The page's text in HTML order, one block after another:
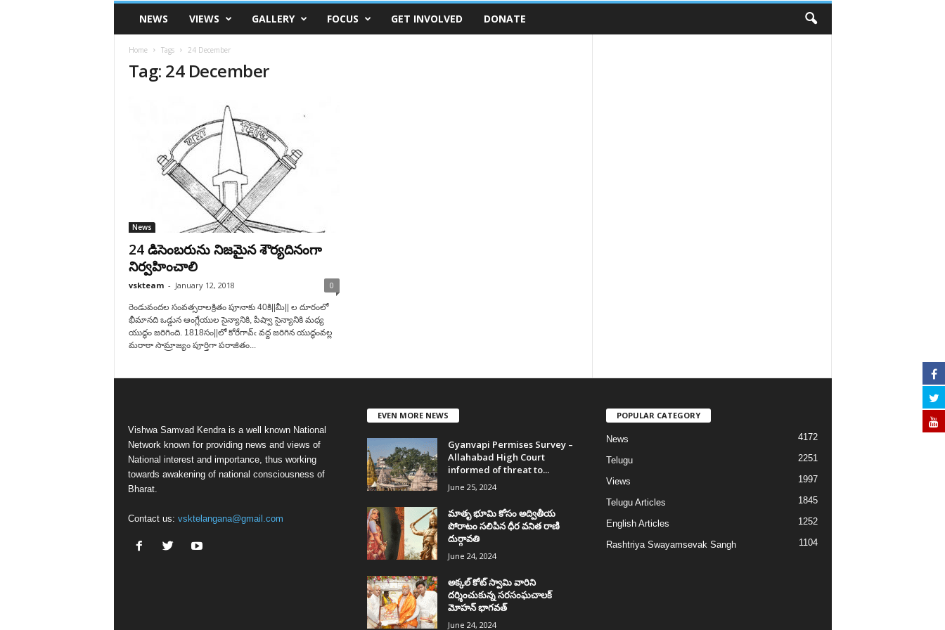
VSK
TelanganaNEWS VIEWS GALLERY FOCUS GET INVOLVED DONATE
Home Tags 24 December
Tag: 24 December
News
24 డిసెంబరును నిజమైన శౌర్యదినంగా
నిర్వహించాలి
vskteam - January 12, 2018 0
రెండువందల సంవత్సరాలక్రితం పూనాకు 40కి||మీ|| ల దూరంలో
భీమానది ఒడ్డున ఆంగ్లేయుల సైన్యానికి, పీష్వా సైన్యానికి మధ్య
యుద్ధం జరిగింది. 1818సం||లో కోరేగావ్‌ఁ వద్ద జరిగిన యుద్ధంవల్ల
మరాఠా సామ్రాజ్యం పూర్తిగా పరాజితం...
Vishwa Samvad Kendra is a well known National
Network known for providing news and views of
National interest and importance, thus working
towards awakening of national consciousness of
Bharat.
Contact us: vsktelangana@gmail.com
EVEN MORE NEWS
Gyanvapi Permises Survey –
Allahabad High Court
informed of threat to...
June 25, 2024
మాతృ భూమి కోసం అద్వితీయ
పోరాటం సలిపిన ధీర వనిత రాణి
దుర్గావతి
June 24, 2024
అక్కల్‌ కోట్‌ స్వామి వారిని
దర్శించుకున్న సరసంఘచాలక్
మోహన్ భాగవత్
June 24, 2024
POPULAR CATEGORY
News 4172
Telugu 2251
Views 1997
Telugu Articles 1845
English Articles 1252
Rashtriya Swayamsevak Sangh 1104